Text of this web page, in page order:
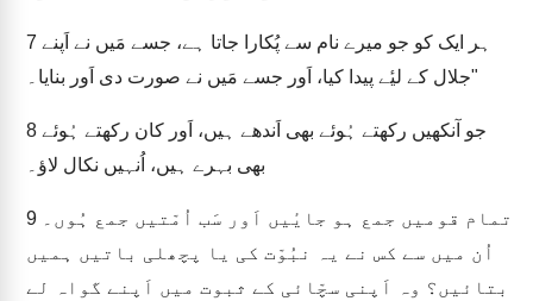
7
جلال کے لیٔے پیدا کیا، اَور جسے مَیں نے صورت دی اَور بنایا۔"
8
بھی بہرے ہیں، اُنہیں نکال لاؤ۔
9
اُن میں سے کس نے یہ نبُوّت کی یا پچھلی باتیں ہمیں
بتائیں؟ وہ اَپنی سچّائی کے ثبوت میں اَپنے گواہ لے